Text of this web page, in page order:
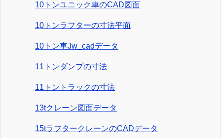
10トンユニック車のCAD図面
10トンラフターの寸法平面
10トン車Jw_cadデータ
11トンダンプの寸法
11トントラックの寸法
13tクレーン図面データ
15tラフタークレーンのCADデータ